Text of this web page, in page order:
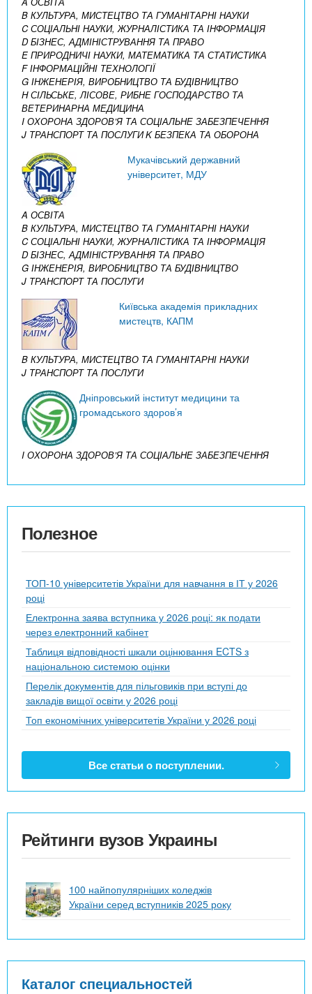
B КУЛЬТУРА, МИСТЕЦТВО ТА ГУМАНІТАРНІ НАУКИ
C СОЦІАЛЬНІ НАУКИ, ЖУРНАЛІСТИКА ТА ІНФОРМАЦІЯ
D БІЗНЕС, АДМІНІСТРУВАННЯ ТА ПРАВО
E ПРИРОДНИЧІ НАУКИ, МАТЕМАТИКА ТА СТАТИСТИКА
F ІНФОРМАЦІЙНІ ТЕХНОЛОГІЇ
G ІНЖЕНЕРІЯ, ВИРОБНИЦТВО ТА БУДІВНИЦТВО
H СІЛЬСЬКЕ, ЛІСОВЕ, РИБНЕ ГОСПОДАРСТВО ТА
ВЕТЕРИНАРНА МЕДИЦИНА
I ОХОРОНА ЗДОРОВ’Я ТА СОЦІАЛЬНЕ ЗАБЕЗПЕЧЕННЯ
J ТРАНСПОРТ ТА ПОСЛУГИK БЕЗПЕКА ТА ОБОРОНА
Мукачівський державний
університет, МДУ
A ОСВІТА
B КУЛЬТУРА, МИСТЕЦТВО ТА ГУМАНІТАРНІ НАУКИ
C СОЦІАЛЬНІ НАУКИ, ЖУРНАЛІСТИКА ТА ІНФОРМАЦІЯ
D БІЗНЕС, АДМІНІСТРУВАННЯ ТА ПРАВО
G ІНЖЕНЕРІЯ, ВИРОБНИЦТВО ТА БУДІВНИЦТВО
J ТРАНСПОРТ ТА ПОСЛУГИ
Київська академія прикладних
мистецтв, КАПМ
B КУЛЬТУРА, МИСТЕЦТВО ТА ГУМАНІТАРНІ НАУКИ
J ТРАНСПОРТ ТА ПОСЛУГИ
Дніпровський інститут медицини та
громадського здоров’я
I ОХОРОНА ЗДОРОВ’Я ТА СОЦІАЛЬНЕ ЗАБЕЗПЕЧЕННЯ
Полезное
ТОП-10 університетів України для навчання в ІТ у 2026
році
Електронна заява вступника у 2026 році: як подати
через електронний кабінет
Таблиця відповідності шкали оцінювання ECTS з
національною системою оцінки
Перелік документів для пільговиків при вступі до
закладів вищої освіти у 2026 році
Топ економічних університетів України у 2026 році
Все статьи о поступлении.
Рейтинги вузов Украины
100 найпопулярніших коледжів
України серед вступників 2025 року
Каталог специальностей